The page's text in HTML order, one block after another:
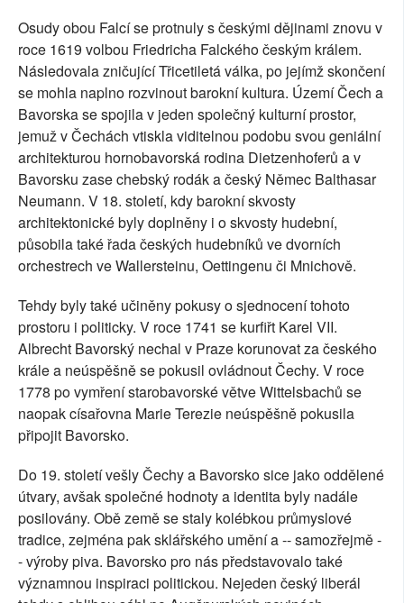
Osudy obou Falcí se protnuly s českými dějinami znovu v
roce 1619 volbou Friedricha Falckého českým králem.
Následovala zničující Třicetiletá válka, po jejímž skončení
se mohla naplno rozvinout barokní kultura. Území Čech a
Bavorska se spojila v jeden společný kulturní prostor,
jemuž v Čechách vtiskla viditelnou podobu svou geniální
architekturou hornobavorská rodina Dietzenhoferů a v
Bavorsku zase chebský rodák a český Němec Balthasar
Neumann. V 18. století, kdy barokní skvosty
architektonické byly doplněny i o skvosty hudební,
působila také řada českých hudebníků ve dvorních
orchestrech ve Wallersteinu, Oettingenu či Mnichově.
Tehdy byly také učiněny pokusy o sjednocení tohoto
prostoru i politicky. V roce 1741 se kurfiřt Karel VII.
Albrecht Bavorský nechal v Praze korunovat za českého
krále a neúspěšně se pokusil ovládnout Čechy. V roce
1778 po vymření starobavorské větve Wittelsbachů se
naopak císařovna Marie Terezie neúspěšně pokusila
připojit Bavorsko.
Do 19. století vešly Čechy a Bavorsko sice jako oddělené
útvary, avšak společné hodnoty a identita byly nadále
posilovány. Obě země se staly kolébkou průmyslové
tradice, zejména pak sklářského umění a -- samozřejmě -
- výroby piva. Bavorsko pro nás představovalo také
významnou inspiraci politickou. Nejeden český liberál